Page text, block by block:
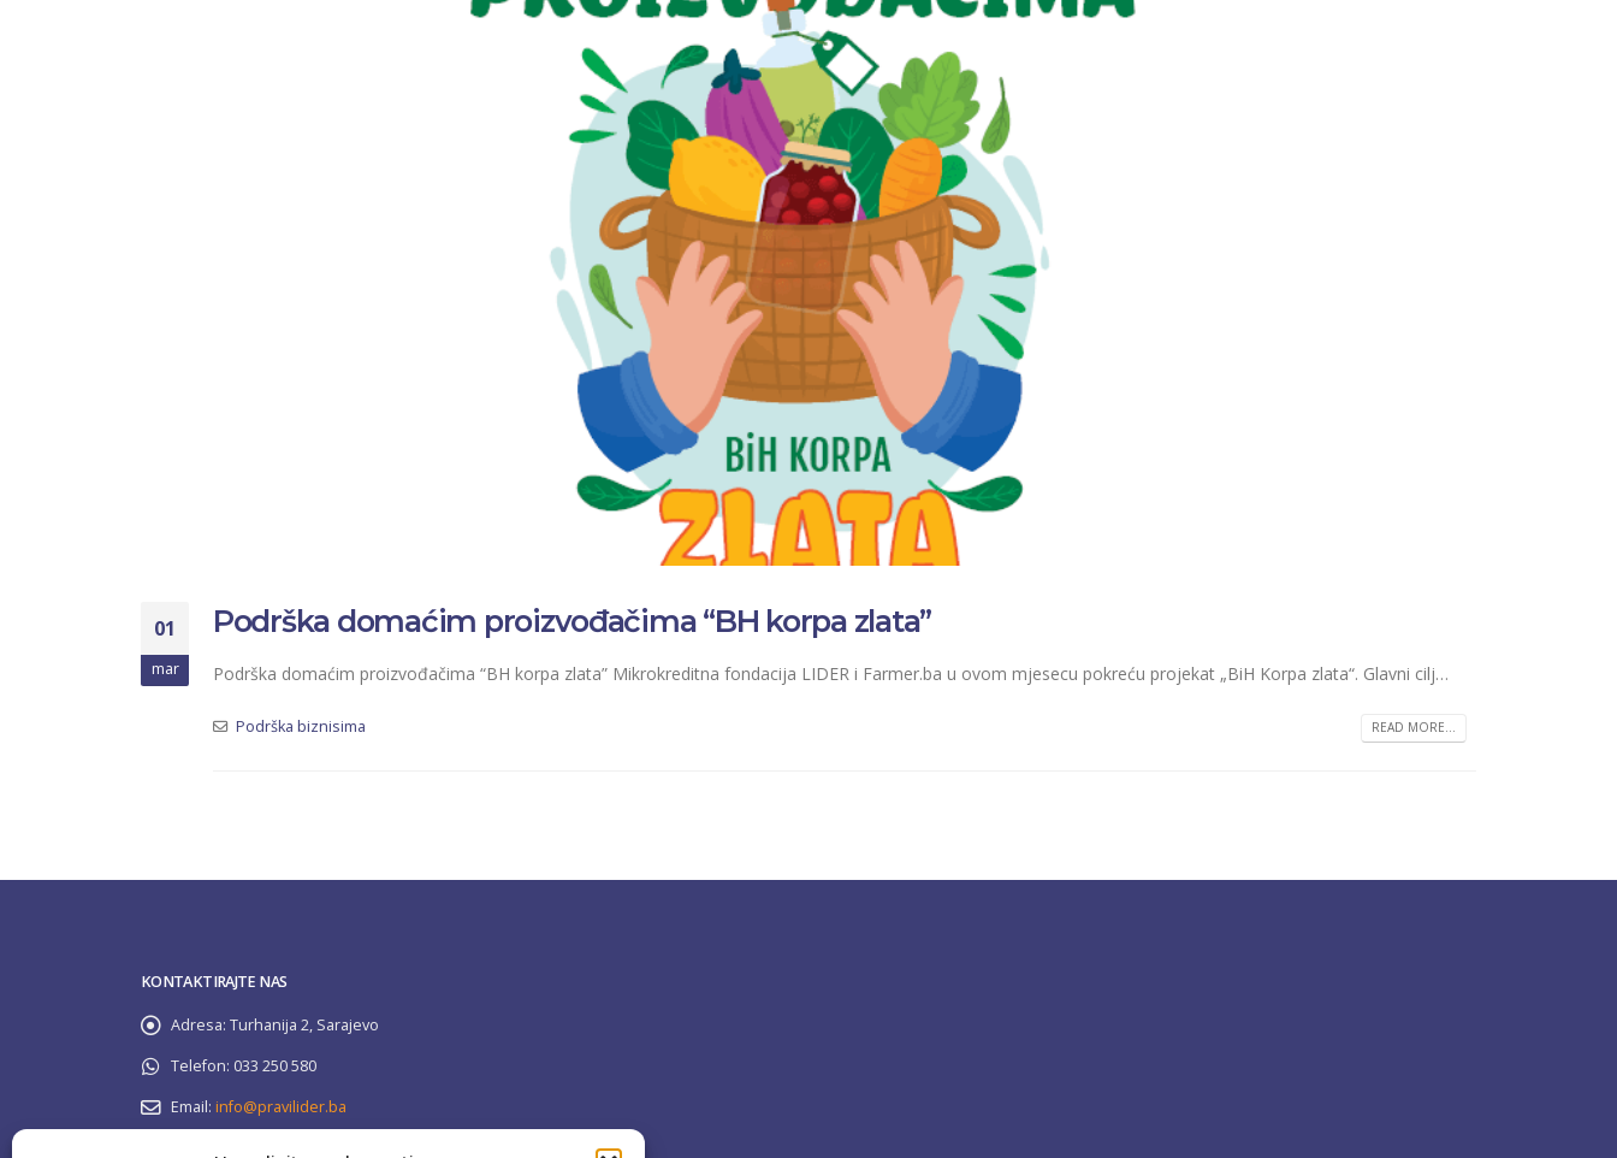
01
mar
Podrška domaćim proizvođačima “BH korpa zlata”
Podrška domaćim proizvođačima “BH korpa zlata” Mikrokreditna fondacija LIDER i Farmer.ba u ovom mjesecu pokreću projekat „BiH Korpa zlata“. Glavni cilj…
Podrška biznisima READ MORE...
KONTAKTIRAJTE NAS
Adresa: Turhanija 2, Sarajevo
Telefon: 033 250 580
Email: info@pravilider.ba